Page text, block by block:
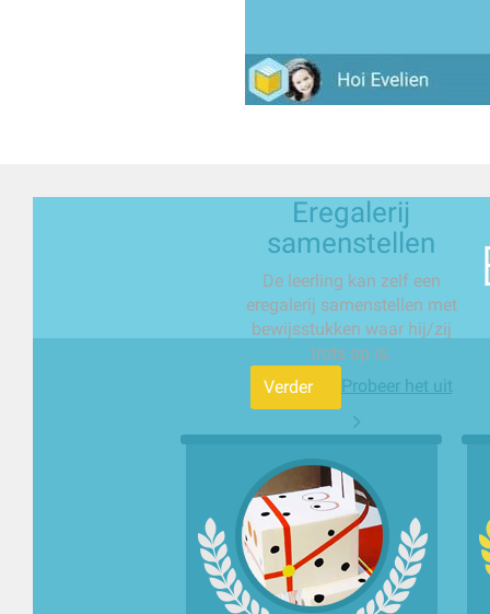
Eregalerij
samenstellen
De leerling kan zelf een
eregalerij samenstellen met
bewijsstukken waar hij/zij
trots op is.
Verder
Probeer het uit